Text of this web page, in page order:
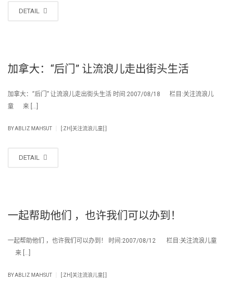
DETAIL
加拿大：“后门” 让流浪儿走出街头生活
加拿大：“后门” 让流浪儿走出街头生活 时间:2007/08/18 栏目:关注流浪儿
童 来 […]
BYABLIZ MAHSUT [:ZH]关注流浪儿童[:]
DETAIL
一起帮助他们 ，也许我们可以办到！
一起帮助他们 ，也许我们可以办到！ 时间:2007/08/12 栏目:关注流浪儿童
来 […]
BYABLIZ MAHSUT [:ZH]关注流浪儿童[:]